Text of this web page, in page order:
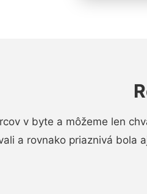
v byte a môžeme len
a rovnako priaznivá bola